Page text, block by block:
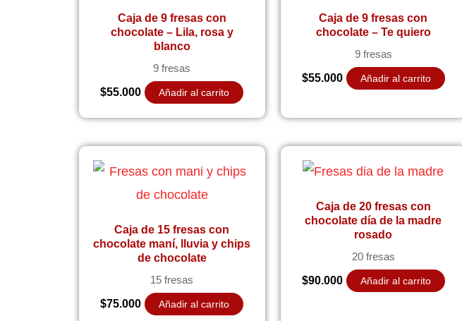
Caja de 9 fresas con
chocolate – Lila, rosa y
blanco
9 fresas
$55.000 Añadir al carrito
Caja de 9 fresas con
chocolate – Te quiero
9 fresas
$55.000 Añadir al carrito
Caja de 15 fresas con
chocolate maní, lluvia y chips
de chocolate
15 fresas
$75.000 Añadir al carrito
Caja de 20 fresas con
chocolate día de la madre
rosado
20 fresas
$90.000 Añadir al carrito